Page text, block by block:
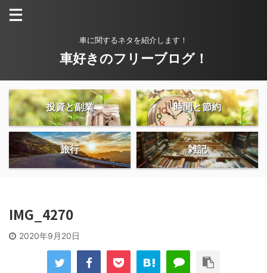
車に関するネタを紹介します！
車好きのフリーブログ！
投資と副業 時間と節約
旅行 雑記
IMG_4270
2020年9月20日